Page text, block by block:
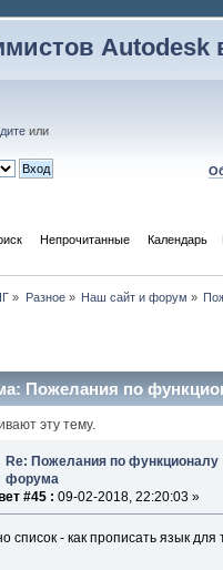
Autodesk
или
Непрочитанные Календарь
» Разное» Наш сайт и форум »
Пожелания по
эту тему.
Re: Пожелания по функционалу
форума
#45 : 09-02-2018, 22:20:03 »
список - как прописать язык для